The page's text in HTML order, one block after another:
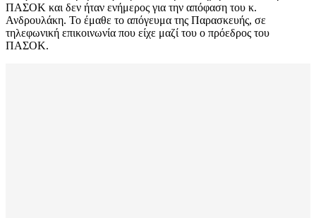
ΠΑΣΟΚ και δεν ήταν ενήμερος για την απόφαση του κ.
Ανδρουλάκη. Το έμαθε το απόγευμα της Παρασκευής, σε
τηλεφωνική επικοινωνία που είχε μαζί του ο πρόεδρος του
ΠΑΣΟΚ.